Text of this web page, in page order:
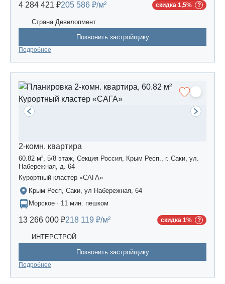
4 284 421 ₽205 586 ₽/м² скидка 1,5%
Страна Девелопмент
Позвонить застройщику
Подробнее
2-комн. квартира
60.82 м², 5/8 этаж, Секция Россия, Крым Респ., г. Саки, ул.
Набережная, д. 64
Курортный кластер «САГА»
Крым Респ, Саки, ул Набережная, 64
Морское · 11 мин. пешком
13 266 000 ₽218 119 ₽/м² скидка 1%
ИНТЕРСТРОЙ
Позвонить застройщику
Подробнее